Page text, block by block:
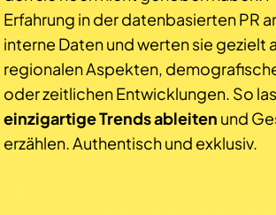
Erfahrung in der datenbasierten PR
interne Daten und werten sie gezielt
regionalen Aspekten,
oder zeitlichen Entwicklungen. So
einzigartige Trends ableiten und
erzählen. Authentisch und exklusiv.